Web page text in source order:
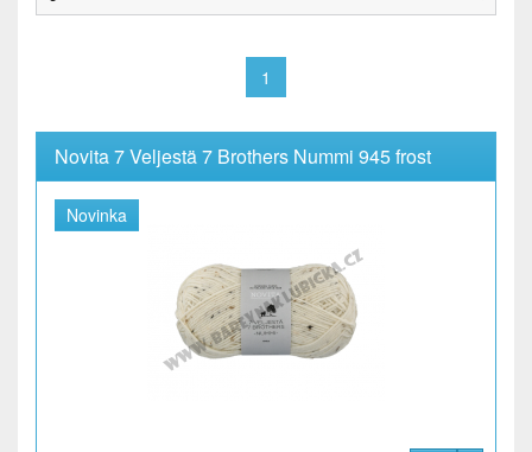
1
Novita 7 Veljestä 7 Brothers Nummi 945 frost
Novinka